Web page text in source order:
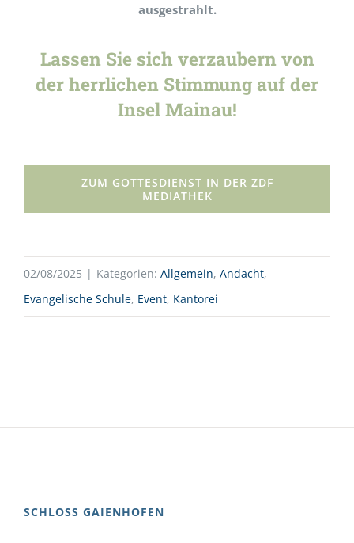
ausgestrahlt.
Lassen Sie sich verzaubern von
der herrlichen Stimmung auf der
Insel Mainau!
ZUM GOTTESDIENST IN DER ZDF
MEDIATHEK
02/08/2025 | Kategorien: Allgemein, Andacht,
Evangelische Schule, Event, Kantorei
SCHLOSS GAIENHOFEN